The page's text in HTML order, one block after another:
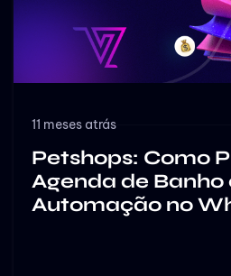
11 meses atrás
Petshops: Como
Agenda de Banho
Automação no